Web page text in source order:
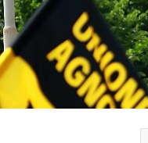
Salta al contenuto principale